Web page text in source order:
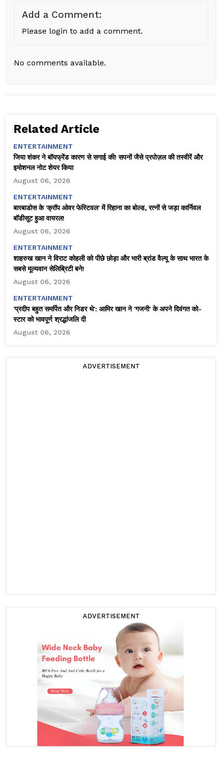
Add a Comment:
Please login to add a comment.
No comments available.
Related Article
ENTERTAINMENT
जिया शंकर ने बॉयफ्रेंड कारण से सगाई की! सपनों जैसे प्रपोज़ल की तस्वीरें और
इमोशनल नोट शेयर किया
August 06, 2026
ENTERTAINMENT
बारबाडोस के 'क्रॉप ओवर फेस्टिवल' में रिहाना का बोल्ड, रत्नों से जड़ा कार्निवल
बॉडीसूट हुआ वायरल!
August 06, 2026
ENTERTAINMENT
शाहरुख खान ने विराट कोहली को पीछे छोड़ा और भारी ब्रांड वैल्यू के साथ भारत के
सबसे मूल्यवान सेलिब्रिटी बने!
August 06, 2026
ENTERTAINMENT
'प्रदीप बहुत समर्पित और निडर थे': आमिर खान ने 'गजनी' के अपने दिवंगत को-
स्टार को भावपूर्ण श्रद्धांजलि दी
August 06, 2026
ADVERTISEMENT
ADVERTISEMENT